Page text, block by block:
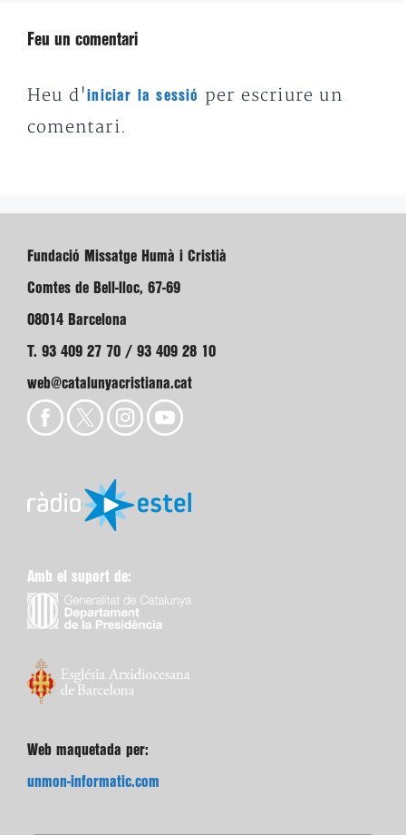
Feu un comentari
Heu d'iniciar la sessió
per escriure un
comentari.
Fundació Missatge Humà i Cristià
Comtes de Bell-lloc, 67-69
08014 Barcelona
T. 93 409 27 70 / 93 409 28 10
web@catalunyacristiana.cat
Amb el suport de:
Web maquetada per:
unmon-informatic.com